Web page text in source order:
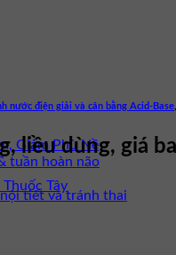
Giảm Phù Nề
tuần hoàn não
tiết và tránh thai
nước điện giải và cân bằng Acid-Base
liều dùng, giá
Thuốc Tây